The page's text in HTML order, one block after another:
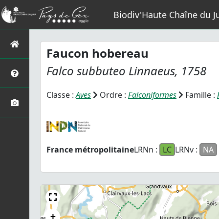
Biodiv'Haute Chaîne du
Faucon hobereau
Falco subbuteo Linnaeus, 1758
Classe :Aves Ordre : Falconiformes Famille :
France métropolitaineLRNn : LC LRNv : NA
+